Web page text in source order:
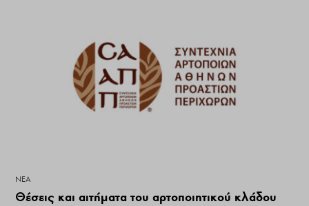
ΝΕΑ
Θέσεις και αιτήματα του αρτοποιητικού κλάδου